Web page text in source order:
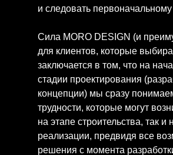
и следовать
Сила MORO DESIGN (и
для клиентов, которые
заключается в том, что на
стадии проектирования
концепции) мы сразу
трудности, которые могут
на этапе строительства, так и
реализации, предвидя все
решения с момента